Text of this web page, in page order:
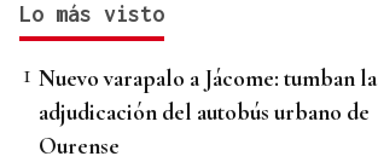
Lo más visto
Nuevo varapalo a Jácome: tumban la
adjudicación del autobús urbano de
Ourense